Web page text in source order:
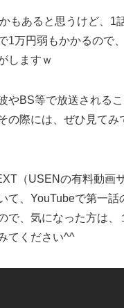
もあると思うけど、1
1万円弱もかかるので
しますｗ
やBS等で放送される
の際には、ぜひ見てみ
（USENの有料動画
て、YouTubeで第一話
で、気になった方は、
てください^^